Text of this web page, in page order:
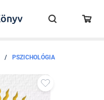
/ PSZICHOLÓGIA